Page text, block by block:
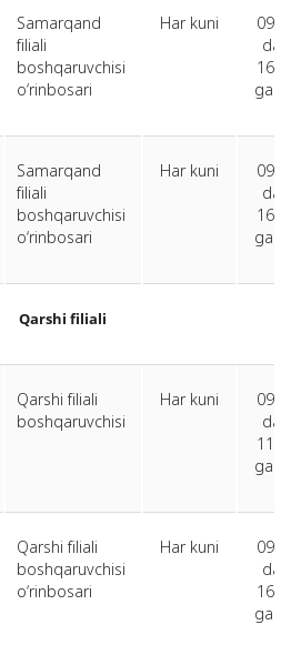
Samarqand
filiali
boshqaruvchisi
o‘rinbosari
Har kuni
dan
Samarqand
filiali
boshqaruvchisi
o‘rinbosari
Har kuni
dan
Qarshi filiali
Qarshi filiali
boshqaruvchisi
Har kuni
dan
Qarshi filiali
boshqaruvchisi
o‘rinbosari
Har kuni
dan